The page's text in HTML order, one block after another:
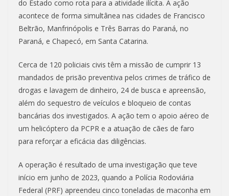
do Estado como rota para a atividade ilícita. A ação
acontece de forma simultânea nas cidades de Francisco
Beltrão, Manfrinópolis e Três Barras do Paraná, no
Paraná, e Chapecó, em Santa Catarina.
Cerca de 120 policiais civis têm a missão de cumprir 13
mandados de prisão preventiva pelos crimes de tráfico de
drogas e lavagem de dinheiro, 24 de busca e apreensão,
além do sequestro de veículos e bloqueio de contas
bancárias dos investigados. A ação tem o apoio aéreo de
um helicóptero da PCPR e a atuação de cães de faro
para reforçar a eficácia das diligências.
A operação é resultado de uma investigação que teve
início em junho de 2023, quando a Polícia Rodoviária
Federal (PRF) apreendeu cinco toneladas de maconha em